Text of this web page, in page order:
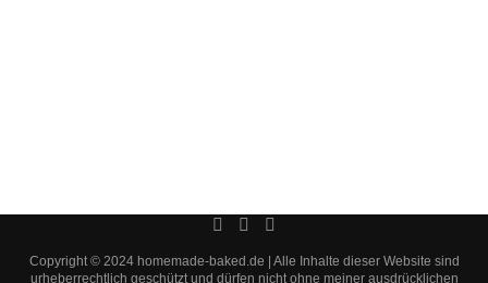
Copyright © 2024 homemade-baked.de | Alle Inhalte dieser Website sind
urheberrechtlich geschützt und dürfen nicht ohne meiner ausdrücklichen